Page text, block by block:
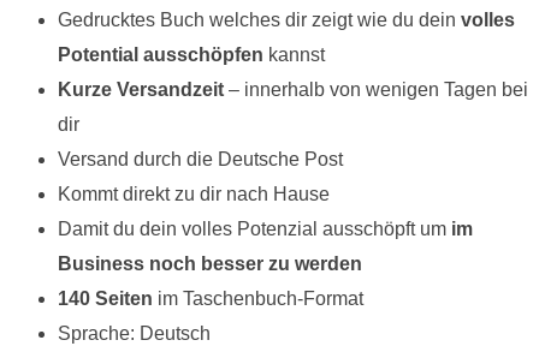
Gedrucktes Buch welches dir zeigt wie du dein volles
Potential ausschöpfen kannst
Kurze Versandzeit – innerhalb von wenigen Tagen bei
dir
Versand durch die Deutsche Post
Kommt direkt zu dir nach Hause
Damit du dein volles Potenzial ausschöpft um im
Business noch besser zu werden
140 Seiten im Taschenbuch-Format
Sprache: Deutsch